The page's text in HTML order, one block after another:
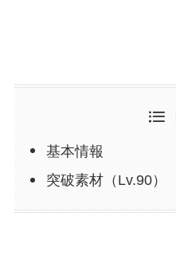
基本情報
突破素材（Lv.90）